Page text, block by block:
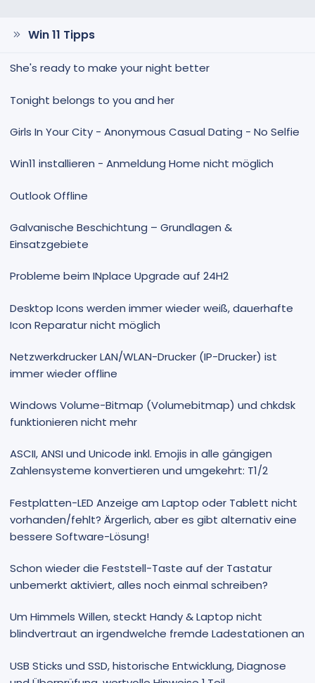
Win 11 Tipps
She's ready to make your night better
Tonight belongs to you and her
Girls In Your City - Anonymous Casual Dating - No Selfie
Win11 installieren - Anmeldung Home nicht möglich
Outlook Offline
Galvanische Beschichtung – Grundlagen &
Einsatzgebiete
Probleme beim INplace Upgrade auf 24H2
Desktop Icons werden immer wieder weiß, dauerhafte
Icon Reparatur nicht möglich
Netzwerkdrucker LAN/WLAN-Drucker (IP-Drucker) ist
immer wieder offline
Windows Volume-Bitmap (Volumebitmap) und chkdsk
funktionieren nicht mehr
ASCII, ANSI und Unicode inkl. Emojis in alle gängigen
Zahlensysteme konvertieren und umgekehrt: T1/2
Festplatten-LED Anzeige am Laptop oder Tablett nicht
vorhanden/fehlt? Ärgerlich, aber es gibt alternativ eine
bessere Software-Lösung!
Schon wieder die Feststell-Taste auf der Tastatur
unbemerkt aktiviert, alles noch einmal schreiben?
Um Himmels Willen, steckt Handy & Laptop nicht
blindvertraut an irgendwelche fremde Ladestationen an
USB Sticks und SSD, historische Entwicklung, Diagnose